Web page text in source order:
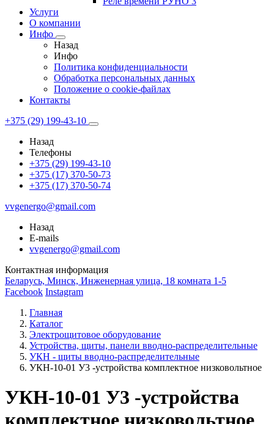
Услуги
О компании
Инфо
Назад
Инфо
Политика конфиденциальности
Обработка персональных данных
Положение о cookie-файлах
Контакты
+375 (29) 199-43-10
Назад
Телефоны
+375 (29) 199-43-10
+375 (17) 370-50-73
+375 (17) 370-50-74
vvgenergo@gmail.com
Назад
E-mails
vvgenergo@gmail.com
Контактная информация
Беларусь, Минск, Инженерная улица, 18 комната 1-5
Facebook Instagram
Главная
Каталог
Электрощитовое оборудование
Устройства, щиты, панели вводно-распределительные
УКН - щиты вводно-распределительные
УКН-10-01 У3 -устройства комплектное низковольтное
УКН-10-01 У3 -устройства